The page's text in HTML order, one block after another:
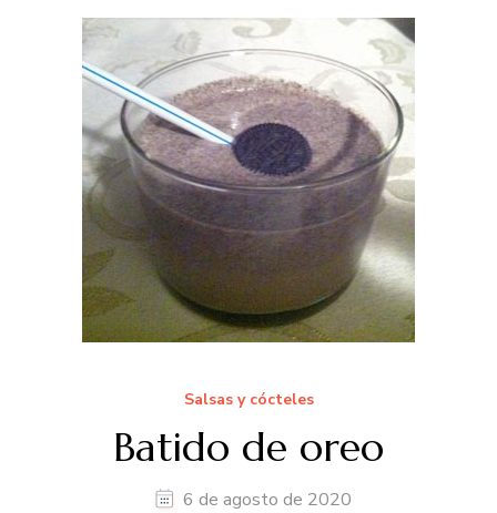
Salsas y cócteles
Batido de oreo
6 de agosto de 2020